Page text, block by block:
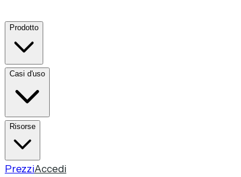
Prodotto
Casi d'uso
Risorse
PrezziAccedi